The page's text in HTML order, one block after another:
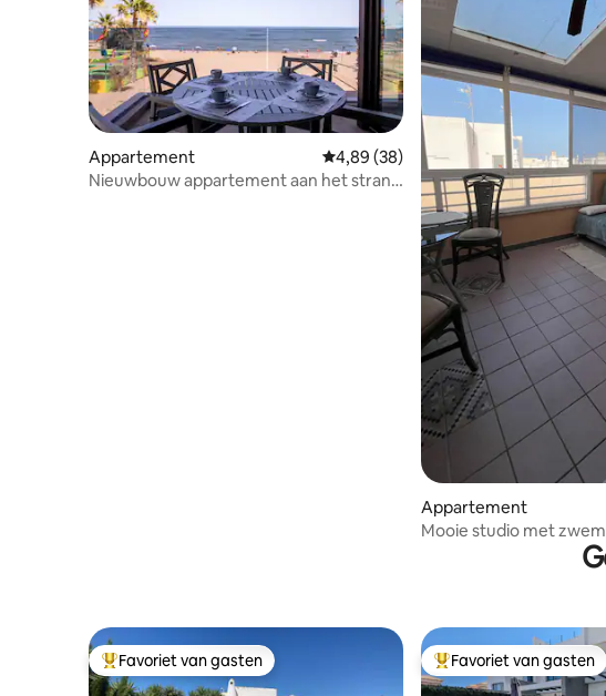
Appartement Gemiddelde beoordeling van 4,89 uit
4,89 (38)
Nieuwbouw appartement aan het strand
Appartement
Mooie studio met
Topfavoriet van gasten
Favoriet van gasten Topfavoriet van gasten
Favoriet van gasten